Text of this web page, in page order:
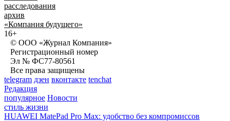
расследования
архив
«Компания будущего»
16+
© ООО «Журнал Компания»
Регистрационный номер
Эл № ФС77-80561
Все права защищены
telegram дзен вконтакте tenchat
Редакция
популярное Новости
стиль жизни
HUAWEI MatePad Pro Max: удобство без компромиссов